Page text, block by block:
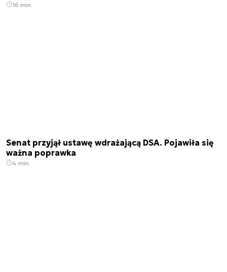
16 min.
Senat przyjął ustawę wdrażającą DSA. Pojawiła się
ważna poprawka
4 min.